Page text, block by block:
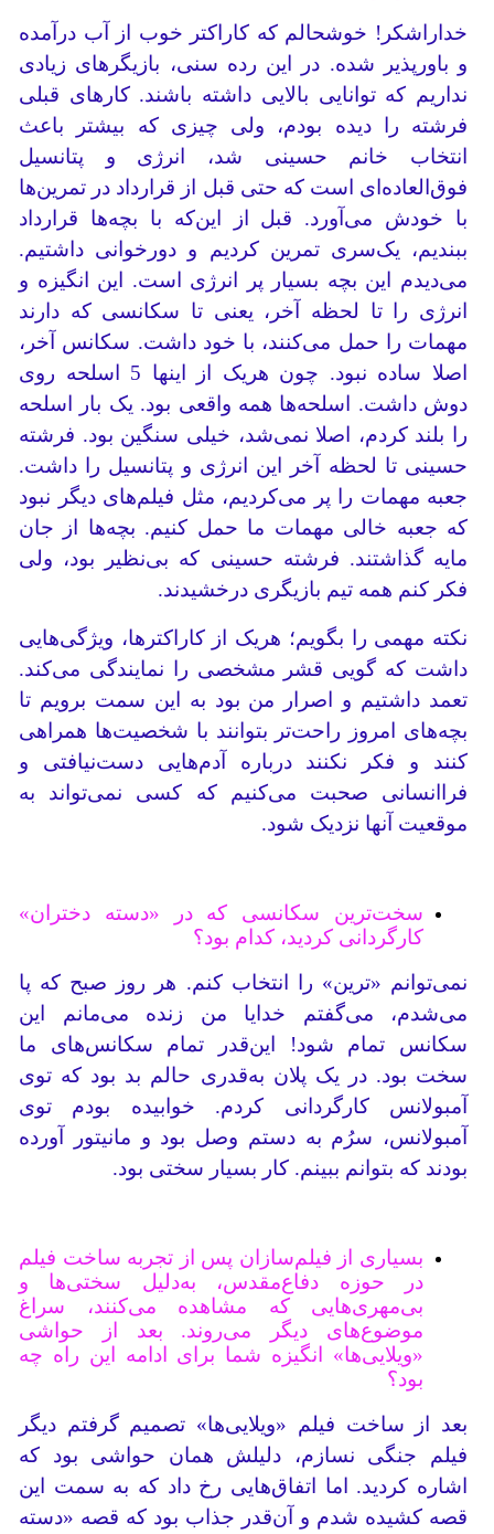
خداراشکر! خوشحالم که کاراکتر خوب از آب درآمده
و باورپذیر شده. در این رده سنی، بازیگرهای زیادی
نداریم که توانایی بالایی داشته باشند. کارهای قبلی
فرشته را دیده بودم، ولی چیزی که بیشتر باعث
انتخاب خانم حسینی شد، انرژی و پتانسیل
فوق‌العاده‌ای است که حتی قبل از قرارداد در تمرین‌ها
با خودش می‌آورد. قبل از این‌که با بچه‌ها قرارداد
ببندیم، یک‌سری تمرین کردیم و دورخوانی داشتیم.
می‌دیدم این بچه بسیار پر انرژی است. این انگیزه و
انرژی را تا لحظه آخر، یعنی تا سکانسی که دارند
مهمات را حمل می‌کنند، با خود داشت. سکانس آخر،
اصلا ساده‌ نبود. چون هریک از اینها 5 اسلحه روی
دوش داشت. اسلحه‌ها همه واقعی بود. یک بار اسلحه
را بلند کردم، اصلا نمی‌شد، خیلی سنگین بود. فرشته
حسینی تا لحظه آخر این انرژی و پتانسیل را داشت.
جعبه‌ مهمات را پر می‌کردیم، مثل فیلم‌های دیگر نبود
که جعبه خالی مهمات ما حمل کنیم. بچه‌ها از جان‌
مایه گذاشتند. فرشته حسینی که بی‌نظیر بود، ولی
فکر ‌کنم همه تیم بازیگری‌ درخشیدند.
نکته مهمی را بگویم؛ هریک از کاراکترها، ویژگی‌هایی
داشت که گویی قشر مشخصی را نمایندگی می‌کند.
تعمد داشتیم و اصرار من بود به این سمت برویم تا
بچه‌های امروز راحت‌تر بتوانند با شخصیت‌ها همراهی
کنند و فکر نکنند درباره آدم‌هایی دست‌نیافتی و
فراانسانی صحبت می‌کنیم که کسی نمی‌تواند به
موقعیت آنها نزدیک شود.
سخت‌ترین سکانسی که در «دسته دختران»
کارگردانی کردید، کدام بود؟
نمی‌توانم ‌«ترین»‌ را انتخاب کنم. هر روز صبح که پا
می‌شدم، می‌گفتم خدایا من زنده می‌مانم این
سکانس تمام شود! این‌قدر تمام سکانس‌های ما
سخت بود. در یک پلان به‌قدری حالم بد بود که توی
آمبولانس کارگردانی کردم. خوابیده بودم توی
آمبولانس، سرُم به دستم وصل بود و مانیتور آورده
بودند که بتوانم ببینم. کار بسیار سختی بود.
بسیاری از فیلم‌سازان پس از تجربه ساخت فیلم
در حوزه دفاع‌مقدس، به‌دلیل سختی‌ها و
بی‌مهری‌هایی که مشاهده می‌کنند، سراغ
موضوع‌های دیگر می‌روند. بعد از حواشی
«ویلایی‌ها» انگیزه شما برای ادامه این راه چه
بود؟
بعد از ساخت فیلم «ویلایی‌ها» تصمیم گرفتم دیگر
فیلم جنگی نسازم، دلیلش همان حواشی‌ بود که
اشاره کردید. اما اتفاق‌هایی رخ داد که به سمت این
قصه کشیده شدم و آن‌قدر جذاب بود که قصه «دسته